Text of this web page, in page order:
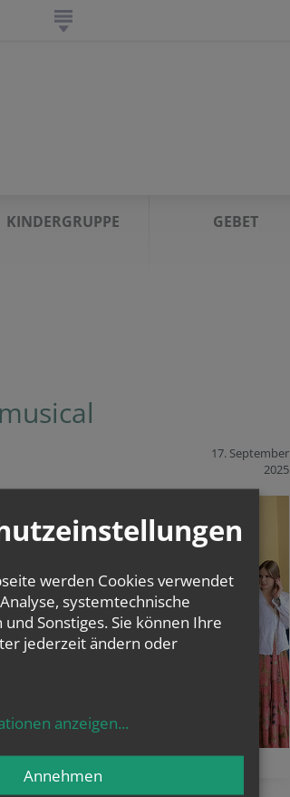
KINDERGRUPPE GEBET
17. September
2025
werden Cookies verwendet
systemtechnische
Sonstiges. Sie können Ihre
jederzeit ändern oder
anzeigen...
Annehmen